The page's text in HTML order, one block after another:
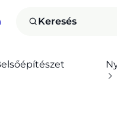
Keresés